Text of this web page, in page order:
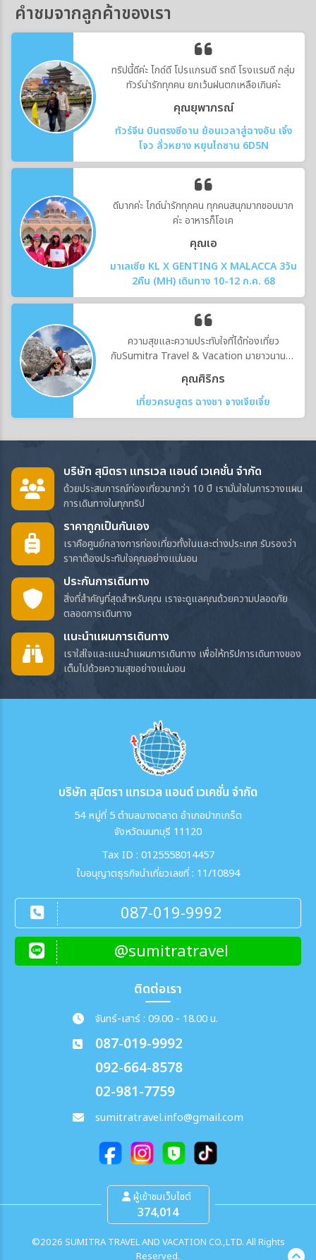
ตลาดพื้นเมือง และวิถีชีวิตของผู้คนในเอเชีย
ศูนย์กลางทางศาสนาที่สำคัญ เป็นที่ตั้งของ สุสาน
Khoja Ahmed Yasawi ซึ่งได้รับการขึ้นทะเบียน
เป็นมรดกโลกโดยองค์การยูเนสโกอาหารคาซัค
สถานที่ควรลองBeshbarmakอาหารประจำชาติ
แป้ง และน้ำซุป เป็นอาหารที่สะท้อนวัฒนธรรมการ
เลี้ยงสัตว์และวิถีชีวิตแบบดั้งเดิมShashlikเนื้อ
หมักเสียบไม้ย่าง คล้ายบาร์บีคิว พบได้ทั่วไปทั้งใน
เนื้อหรือหัวหอม ลักษณะคล้ายพาย เหมาะสำหรับ
รับประทานเป็นของว่างKumisเครื่องดื่มพื้นเมือง
ที่ทำจากนมม้าหมัก มีรสชาติและกลิ่นเฉพาะตัว
เป็นส่วนหนึ่งของวัฒนธรรมชนเผ่าเร่ร่อนในเอเชีย
ประทานคู่กับชา น้ำผึ้ง หรืออาหารคาวได้ร้านอาหาร
และคาเฟ่ที่นักท่องเที่ยวรู้จัก- Navat ร้านอาหาร
พื้นเมืองตกแต่งสวย เหมาะสำหรับคนที่ต้องการ
ร้านอาหารคาซัคที่เน้นเมนูพื้นเมือง- Line Brew
ร้านอาหารในอัลมาตีที่มีทั้งอาหารยุโรปและเมนู
เนื้อ- Coffeedelia คาเฟ่ยอดนิยมในอัลมาตี
เหมาะสำหรับนั่งพักและถ่ายภาพควรตรวจสอบ
การสำรองโต๊ะอีกครั้งก่อนเดินทางการเดินทาง
จากประเทศไทยไปคาซัคสถาน ปัจจุบันมีเที่ยวบิน
ตรงระหว่างกรุงเทพฯ และอัลมาตีให้เลือก ได้แก่-
ยังอัลมาตี ใช้เวลาเดินทางประมาณ 6 ชั่วโมง 40
ดอนเมืองไปยังอัลมาตีตารางบินและจำนวนเที่ยว
บินอาจมีการปรับเปลี่ยนตามฤดูกาลและแผนการ
ให้บริการของสายการบิน จึงควรตรวจสอบวันเดิน
ทางจริงก่อนจองคนไทยต้องขอวีซ่าหรือไม่?- ผู้ถือ
หนังสือเดินทางไทยสามารถเดินทางเข้าคาซัค
สถานโดยไม่ต้องขอวีซ่า และพำนักได้ไม่เกิน 30
วันต่อการเดินทางหนึ่งครั้ง ตามเงื่อนไขของทาง
หนังสือเดินทางที่ยังไม่หมดอายุ ตั๋วเดินทางขากลับ
หลักฐานที่พัก และเอกสารอื่นตามที่เจ้าหน้าที่ตรวจ
คนเข้าเมืองอาจร้องขอเวลาคาซัคสถานต่างจาก
ประเทศไทยกี่ชั่วโมง?#คาซัคสถานใช้เขตเวลา
UTC+5 ทั่วประเทศ ส่วนประเทศไทยใช้เวลา
UTC+7 ดังนั้นเวลาที่คาซัคสถานจึง ช้ากว่า
ประเทศไทย 2 ชั่วโมงตัวอย่างเช่น หาก
ท้องถิ่นคือ เทงเกคาซัคสถาน หรือ Kazakhstani
Tenge: KZT#ควรแลกเงินสดติดตัวไว้สำหรับ
ร้านค้าขนาดเล็ก ตลาด และพื้นที่นอก
เมือง#อากาศบริเวณภูเขาสามารถเปลี่ยนแปลงได้
รวดเร็ว ควรเตรียมเสื้อกันลมและเสื้อกัน
หนาว#การไปเที่ยวอุทยานหรือทะเลสาบควรสวม
รองเท้าที่เหมาะกับการเดิน#เส้นทางธรรมชาติบาง
แห่งอยู่ห่างจากเมืองและใช้เวลาเดินทางค่อนข้าง
นาน#ควรพกน้ำดื่ม ยาประจำตัว และของใช้ที่
จำเป็นระหว่างเดินทาง#เมื่อเข้ามัสยิดหรือสถาน
ที่ทางศาสนา ควรแต่งกายสุภาพและปฏิบัติตามข้อ
กำหนดของสถานที่#ช่วงเวลาเปิด–ปิดของอุทยาน
กระเช้า และสถานที่ท่องเที่ยวอาจเปลี่ยนแปลง
ตามสภาพอากาศของฝากจากคาซัคสถาน ของฝาก
ที่น่าสนใจและเหมาะกับการซื้อกลับประเทศไทย
ได้แก่- ช็อกโกแลต Rakhat ของขึ้นชื่อของคาซัค
สถาน- น้ำผึ้งธรรมชาติจากพื้นที่ภูเขา- ผลิตภัณฑ์
ของตกแต่งลายชนเผ่าคาซัค- ชาและสมุนไพรพื้น
เมือง- เครื่องประดับและของใช้ที่มีลวดลายแบบคา
ซัค- แม่เหล็ก พวงกุญแจ และของที่ระลึกจากเมือ
Sumitra Travelกำลังวางแผนเที่ยวคาซัคสถาน
ในปี 2026 ไม่ว่าจะเป็นทริปครอบครัว ทริปกับ
เพื่อน กรุ๊ปบริษัท กรุ๊ปดูงาน หรือกรุ๊ปส่วนตัว ทีม
งาน Sumitra Travel & Vacation พร้อมช่วย
ดูแลตั้งแต่การเลือกช่วงเวลาเดินทาง การจัดเส้น
เครื่องบิน ประกันการเดินทาง และงบประมาณ
เพื่อให้การเดินทางสะดวกและตรงกับความ
ทาง คือผลงานที่เราภูมิใจ ✈️ Sumitra
Travel...Your Perfect JourneyLine:
@sumitratravelWebsite:
www.sumitratravel.comโทร: 02-981-7759
ได้แก่- เช้ามาก: ประมาณ 07.00–09.00 น. เหมาะ
กับการถ่ายรูปหน้าแลนด์มาร์ก เดินย่านเมืองเก่า
หรือชมวิว- ช่วงเย็น: ประมาณ 16.00–18.30 น.
เหมาะกับเมืองที่กลางวันคนแน่น เช่น ปารีส โรม
เวนิส หรือปราก- กลางคืน: เหมาะกับเมืองที่
ปลอดภัยและมีแสงไฟสวย เช่น ปารีส ลอนดอน
เวียนนา บูดาเปสต์ตัวอย่างเช่น หากไปเวนิส การ
บรรยากาศต่างจากการไปแบบ day trip มาก
เพราะนักท่องเที่ยวแบบไปเช้าเย็นกลับมักทำให้
เมืองแน่นในช่วงกลางวัน จนเมืองต้องมีมาตรการ
Access Fee สำหรับผู้ที่เข้าเมืองบางวันและบาง
ช่วยลดเวลาเดินทางหลายคนเลือกโรงแรมราคา
ถูกไว้นอกเมือง แต่สุดท้ายเสียเวลาเดินทางวันละ
1–2 ชั่วโมง และเสียค่าเดินทางเพิ่มโดยไม่รู้ตัว
เลือกที่พักใกล้สถานีรถไฟหลัก หากต้องย้ายเมือง-
เลือกที่พักใกล้ Metro / Tram หากเที่ยวในเมือง
ใหญ่- เลือกย่านที่เดินเที่ยวได้ ไม่ต้องต่อรถหลาย
รอบ- หลีกเลี่ยงที่พักที่ถูกมากแต่ต้องเดินไกล
ลากกระเป๋ายาก หรือไม่มีลิฟต์สำหรับทริปยุโรป
หลายเมือง ทำเลที่พักสำคัญกว่าที่คิด เพราะทุก
ชั่วโมงที่ประหยัดได้ หมายถึงเวลาที่เพิ่มขึ้นสำหรับ
การเที่ยว พัก กิน หรือช้อปปิ้ง6. ใช้รถไฟให้คุ้ม แต่
ไม่จำเป็นต้องนั่งรถไฟทุกเส้นทางยุโรปมีระบบ
รถไฟที่ดีมาก โดยเฉพาะฝรั่งเศส เยอรมนี สวิต
เซอร์แลนด์ อิตาลี เนเธอร์แลนด์ และออสเตรีย
เส้นทางต้องใช้รถไฟเสมอไป บางเส้นทางบิน
ภายในอาจประหยัดเวลากว่า โดยเฉพาะเมื่อระยะ
ทางไกลมาก เช่น ปารีส–โรม หรือบาร์เซโลนา–
เวียนนาหลักคิดง่าย ๆ- ถ้าเดินทางไม่เกิน 4–5
ชั่วโมง รถไฟมักสะดวกกว่า- ถ้าเกิน 6–7 ชั่วโมง
ควรเทียบกับไฟลท์ภายใน- ถ้าเดินทางหลายเมือง
ติดกัน ควรวางเส้นทางแบบไม่ย้อนกลับ- ถ้ามี
กระเป๋าใหญ่ ควรเผื่อเวลาขึ้นลงชานชาลาและ
เปลี่ยนขบวนทริปยุโรปที่ดีไม่ใช่ทริปที่ไปได้หลาย
ประเทศที่สุด แต่คือทริปที่ “เดินทางไม่เหนื่อยเกิน
ไป” และมีเวลาคุณภาพในแต่ละเมือง7. เลี่ยงวัน
เมืองในยุโรปอาจราคาสูงขึ้นมากในช่วงงานใหญ่
เช่น งานแฟร์ งานกีฬา คอนเสิร์ต เทศกาลดนตรี
เทศกาลคริสต์มาส หรือเทศกาลท้องถิ่นตัวอย่าง
Fashion Week- Oktoberfest ที่มิวนิก-
ปลายพฤศจิกายน–ธันวาคม ที่เมืองหลักๆ - การ
แข่งขันฟุตบอลหรือคอนเสิร์ตใหญ่- งานแฟร์
ระดับโลกในเมืองแฟรงก์เฟิร์ต มิลาน บาร์เซโลนา
หรือเจนีวาถ้าตั้งใจไปงานเหล่านี้ก็ถือว่าคุ้ม แต่ถ้า
ไม่ได้ตั้งใจไป อาจเจอค่าที่พักสูง คนเยอะ และการ
เที่ยวแบบ “น้อยลง แต่ลึกขึ้น”หลายทริปยุโรป
เหนื่อยเพราะพยายามใส่หลายประเทศเกินไป เช่น
7 วัน 5 เมือง 4 ประเทศ ฟังดูคุ้ม แต่เวลาจริงอาจ
หมดไปกับการเช็กเอาต์ ย้ายกระเป๋า รอรถไฟ และ
เดินทางระหว่างเมืองถ้ามีเวลา 7–10 วัน แนะนำ
พอแล้ว เช่น- ฝรั่งเศส 8 วัน: ปารีส + ชาโมนิก มอ
งบลังซ์ + สตราสบูร์ก- อิตาลี 9 วัน: โรม +
ฟลอเรนซ์ + เวนิส- สวิตเซอร์แลนด์ 8 วัน: ซูริก +
ลูเซิร์น + อินเทอร์ลาเคน + มงเทรอซ์- ยุโรปกลาง
9 วัน: เวียนนา + เชสกี้ครุมลอฟ + ปราก +
บูดาเปสต์การเที่ยวแบบไม่อัดแน่นช่วยให้เห็นเสน่ห์
ของเมืองมากขึ้น และเหมาะกับคนที่อยากได้
ประสบการณ์มากกว่าแค่ “เช็กอินให้ครบ”9. ใช้
เทคนิคจองร้านอาหารและกิจกรรมล่วงหน้าใน
เมืองยอดนิยม ร้านดังมักเต็มเร็ว โดยเฉพาะมื้อ
ควรจองล่วงหน้า หรือเลือกกินช่วงก่อนเวลาพีค
เช่น 17.30–18.30 น.ส่วนกิจกรรมที่ควรจองล่วง
หน้า ได้แก่- ล่องเรือแม่น้ำแซน- ตั๋วขึ้นภูเขาในสวิต
เซอร์แลนด์- Wine tasting- Day trip ยอด
จองล่วงหน้าช่วยลดความเสี่ยงเรื่องคิวเต็ม และ
ทำให้คุมงบประมาณได้ดีขึ้น10. ให้ผู้เชี่ยวชาญช่วย
การเที่ยวยุโรปด้วยตัวเองทำได้ แต่ถ้าเป็นทริป
ครอบครัว ทริปผู้ใหญ่ ทริปกรุ๊ปเหมา หรือทริปที่มี
หลายเมือง การวางแผนผิดเพียงเล็กน้อยอาจ
ที่ควรให้ความสำคัญคือ- เส้นทางต้องไม่ย้อน-
คำชมจากลูกค้าของเรา
ทริปนี้ดีค่ะ ไกด์ดี โปรแกรมดี รถดี โรงแรมดี กลุ่ม
ทัวร์น่ารักทุกคน ยกเว้นฝนตกเหลือเกินค่ะ
คุณยุพาภรณ์
ทัวร์จีน บินตรงซีอาน ย้อนเวลาสู่ฉางอัน เจิ้ง
โจว ลั่วหยาง หยุนไถซาน 6D5N
ดีมากค่ะ ไกด์น่ารักทุกคน ทุกคนสนุกมากชอบมาก
ค่ะ อาหารก็โอเค
คุณเอ
มาเลเซีย KL X GENTING X MALACCA 3วัน
2คืน (MH) เดินทาง 10-12 ก.ค. 68
ความสุขและความประทับใจที่ได้ท่องเที่ยว
กับSumitra Travel & Vacation มายาวนานบริ
การประทับใจดูแลดีทุกอย่าง โรงแรมที่พักเยี่ยม
อาหารทุกมื้อเลิศหรู สถานที่เที่ยวสุดประทับใจทุก
ครั้งที่ไปเที่ยวที่ชอบมากที่สุดที่ภูเขา" สี่ดรุณี " เส้น
ทางสวยงามและเจอหิมะเต็มๆ
คุณศิริกร
เที่ยวครบสูตร ฉางชา จางเจียเจี้ย
บริษัท สุมิตรา แทรเวล แอนด์ เวเคชั่น จำกัด
ด้วยประสบการณ์ท่องเที่ยวมากว่า 10 ปี เรามั่นใจในการวางแผน
การเดินทางในทุกทริป
ราคาถูกเป็นกันเอง
เราคือศูนย์กลางการท่องเที่ยวทั้งในและต่างประเทศ รับรองว่า
ราคาต้องประทับใจคุณอย่างแน่นอน
ประกันการเดินทาง
สิ่งที่สำคัญที่สุดสำหรับคุณ เราจะดูแลคุณด้วยความปลอดภัย
ตลอดการเดินทาง
แนะนำแผนการเดินทาง
เราใส่ใจและแนะนำแผนการเดินทาง เพื่อให้ทริปการเดินทางของ
เต็มไปด้วยความสุขอย่างแน่นอน
บริษัท สุมิตรา แทรเวล แอนด์ เวเคชั่น จำกัด
54 หมู่ที่ 5 ตำบลบางตลาด อำเภอปากเกร็ด
จังหวัดนนทบุรี 11120
Tax ID : 0125558014457
ใบอนุญาตธุรกิจนำเที่ยวเลขที่ : 11/10894
087-019-9992
@sumitratravel
ติดต่อเรา
จันทร์-เสาร์ : 09.00 - 18.00 น.
087-019-9992
092-664-8578
02-981-7759
sumitratravel.info@gmail.com
ผู้เข้าชมเว็บไซต์
374,014
©2026 SUMITRA TRAVEL AND VACATION CO.,LTD. All Rights
Reserved.